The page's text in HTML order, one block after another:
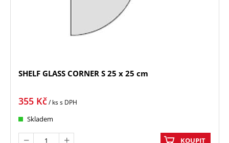
SHELF GLASS CORNER S 25 x 25 cm
355 Kč/ kss DPH
Skladem
KOUPIT